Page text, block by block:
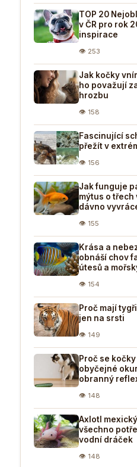
TOP 20
v ČR pro rok
inspirace
👁 253
Jak kočky
ho považují
hrozbu
👁 158
Fascinující
přežít v
👁 156
Jak funguje
mýtus o
dávno
👁 155
Krása a
obnáší chov
útesů a
👁 154
Proč mají
jen na srsti
👁 149
Proč se
obyčejné
obranný
👁 148
Axlotl
všechno
vodní dráček
👁 148